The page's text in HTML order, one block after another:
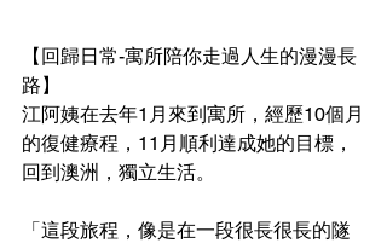
【回歸日常-寓所陪你走過人生的漫漫長
路】
江阿姨在去年1月來到寓所，經歷10個月
的復健療程，11月順利達成她的目標，
回到澳洲，獨立生活。
「這段旅程，像是在一段很長很長的隧